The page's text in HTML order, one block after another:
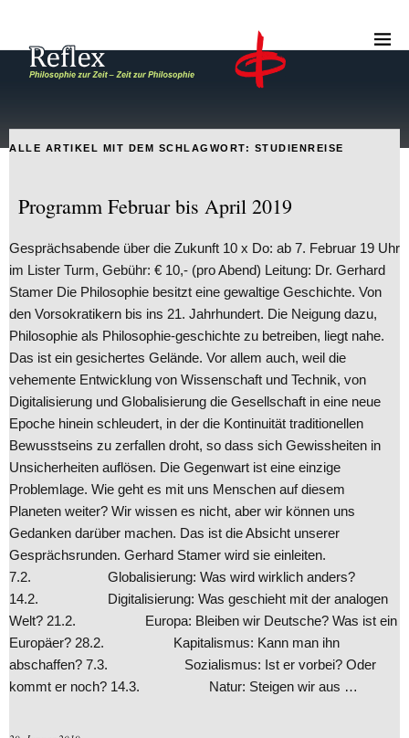
ALLE ARTIKEL MIT DEM SCHLAGWORT: STUDIENREISE
Programm Februar bis April 2019
Gesprächsabende über die Zukunft 10 x Do: ab 7. Februar 19 Uhr
im Lister Turm, Gebühr: € 10,- (pro Abend) Leitung: Dr. Gerhard
Stamer Die Philosophie besitzt eine gewaltige Geschichte. Von
den Vorsokratikern bis ins 21. Jahrhundert. Die Neigung dazu,
Philosophie als Philosophie-geschichte zu betreiben, liegt nahe.
Das ist ein gesichertes Gelände. Vor allem auch, weil die
vehemente Entwicklung von Wissenschaft und Technik, von
Digitalisierung und Globalisierung die Gesellschaft in eine neue
Epoche hinein schleudert, in der die Kontinuität traditionellen
Bewusstseins zu zerfallen droht, so dass sich Gewissheiten in
Unsicherheiten auflösen. Die Gegenwart ist eine einzige
Problemlage. Wie geht es mit uns Menschen auf diesem
Planeten weiter? Wir wissen es nicht, aber wir können uns
Gedanken darüber machen. Das ist die Absicht unserer
Gesprächsrunden. Gerhard Stamer wird sie einleiten.
7.2. Globalisierung: Was wird wirklich anders?
14.2. Digitalisierung: Was geschieht mit der analogen
Welt? 21.2. Europa: Bleiben wir Deutsche? Was ist ein
Europäer? 28.2. Kapitalismus: Kann man ihn
abschaffen? 7.3. Sozialismus: Ist er vorbei? Oder
kommt er noch? 14.3. Natur: Steigen wir aus …